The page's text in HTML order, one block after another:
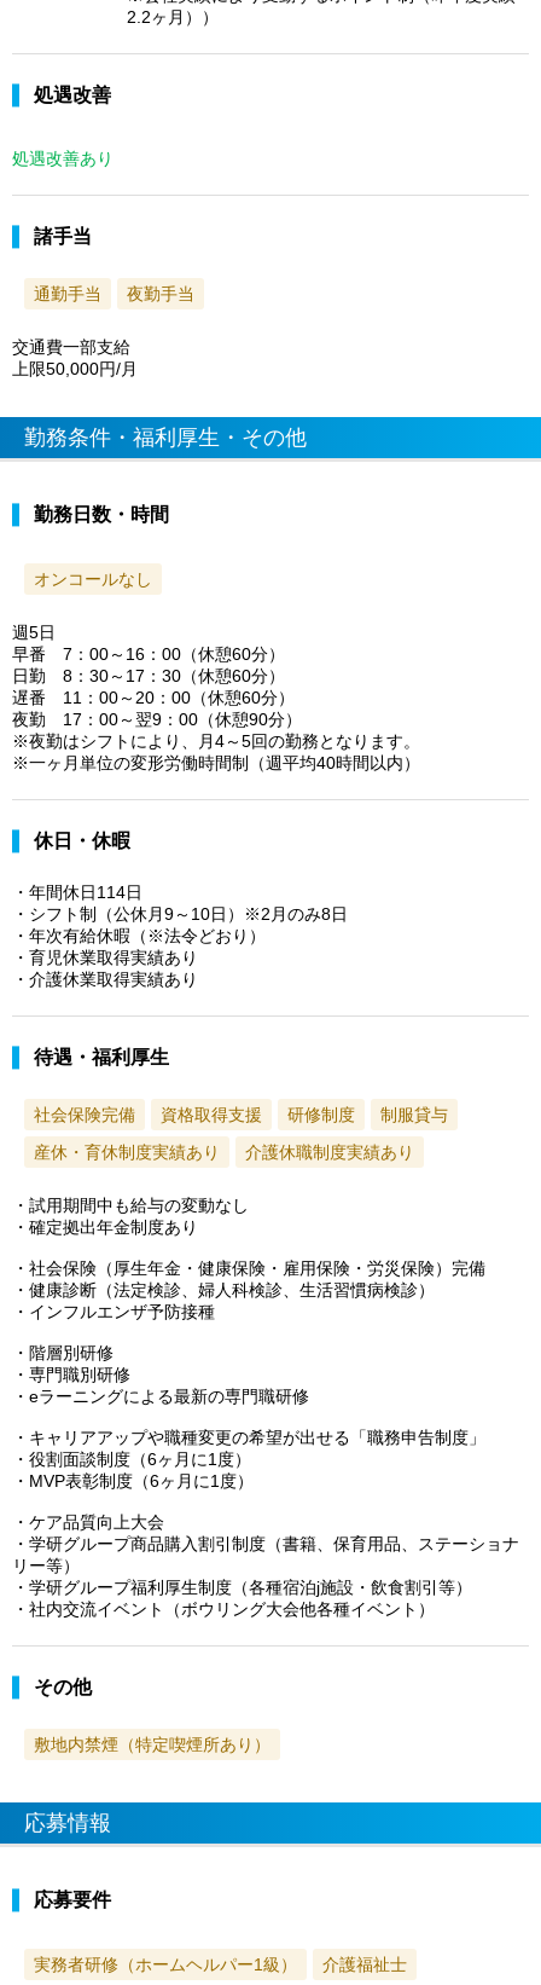
2.2ヶ月））
処遇改善
処遇改善あり
諸手当
通勤手当 夜勤手当
交通費一部支給
上限50,000円/月
勤務条件・福利厚生・その他
勤務日数・時間
オンコールなし
週5日
早番 7：00～16：00（休憩60分）
日勤 8：30～17：30（休憩60分）
遅番 11：00～20：00（休憩60分）
夜勤 17：00～翌9：00（休憩90分）
※夜勤はシフトにより、月4～5回の勤務となります。
※一ヶ月単位の変形労働時間制（週平均40時間以内）
休日・休暇
・年間休日114日
・シフト制（公休月9～10日）※2月のみ8日
・年次有給休暇（※法令どおり）
・育児休業取得実績あり
・介護休業取得実績あり
待遇・福利厚生
社会保険完備 資格取得支援 研修制度
制服貸与
産休・育休制度実績あり
介護休職制度実績あり
・試用期間中も給与の変動なし
・確定拠出年金制度あり
・社会保険（厚生年金・健康保険・雇用保険・労災保険）完備
・健康診断（法定検診、婦人科検診、生活習慣病検診）
・インフルエンザ予防接種
・階層別研修
・専門職別研修
・eラーニングによる最新の専門職研修
・キャリアアップや職種変更の希望が出せる「職務申告制度」
・役割面談制度（6ヶ月に1度）
・MVP表彰制度（6ヶ月に1度）
・ケア品質向上大会
・学研グループ商品購入割引制度（書籍、保育用品、ステーショナ
リー等）
・学研グループ福利厚生制度（各種宿泊j施設・飲食割引等）
・社内交流イベント（ボウリング大会他各種イベント）
その他
敷地内禁煙（特定喫煙所あり）
応募情報
応募要件
実務者研修（ホームヘルパー1級） 介護福祉士